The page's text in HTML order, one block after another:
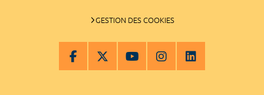
GESTION DES COOKIES